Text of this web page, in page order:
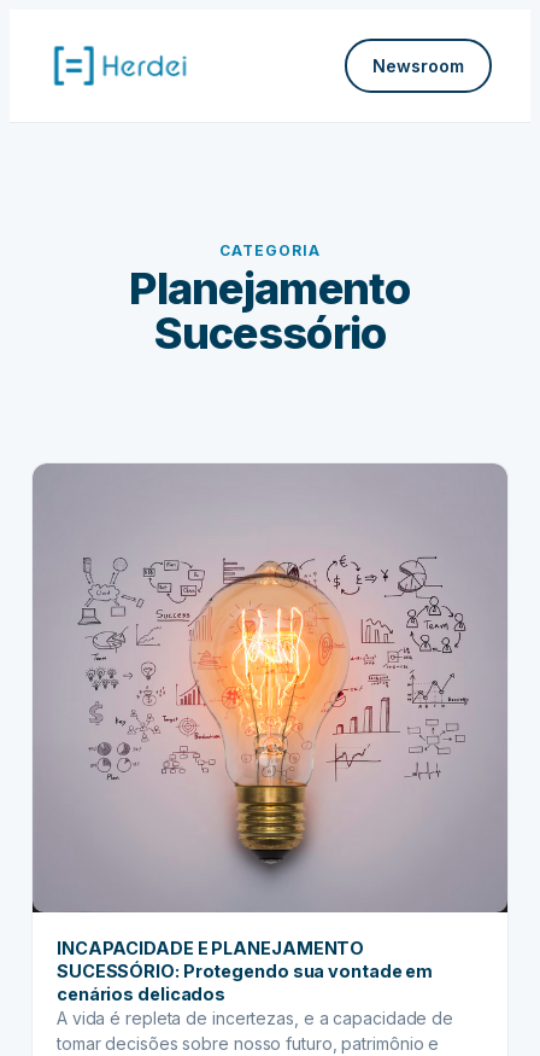
Newsroom
CATEGORIA
Planejamento
Sucessório
INCAPACIDADE E PLANEJAMENTO
SUCESSÓRIO: Protegendo sua vontade em
cenários delicados
A vida é repleta de incertezas, e a capacidade de
tomar decisões sobre nosso futuro, patrimônio e